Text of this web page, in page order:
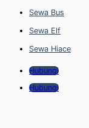
Sewa Bus
Sewa Elf
Sewa Hiace
Hubungi
Hubungi